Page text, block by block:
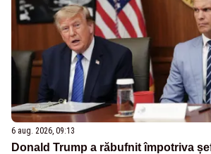
6 aug. 2026, 09:13
Donald Trump a răbufnit împotriva